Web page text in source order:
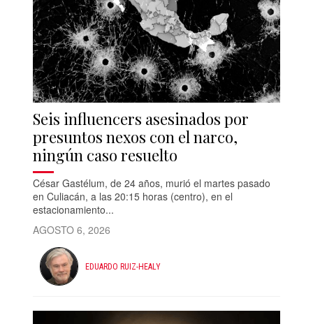
Seis influencers asesinados por
presuntos nexos con el narco,
ningún caso resuelto
César Gastélum, de 24 años, murió el martes pasado
en Culiacán, a las 20:15 horas (centro), en el
estacionamiento...
AGOSTO 6, 2026
EDUARDO RUIZ-HEALY